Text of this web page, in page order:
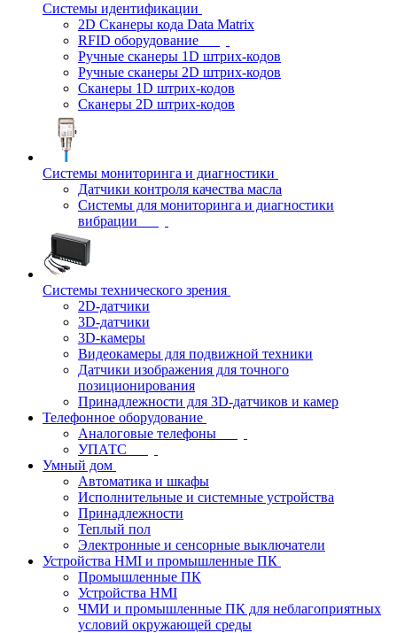
Системы идентификации
2D Сканеры кода Data Matrix
RFID оборудование
Ручные сканеры 1D штрих-кодов
Ручные сканеры 2D штрих-кодов
Сканеры 1D штрих-кодов
Сканеры 2D штрих-кодов
Системы мониторинга и диагностики
Датчики контроля качества масла
Системы для мониторинга и диагностики
вибрации
Системы технического зрения
2D-датчики
3D-датчики
3D-камеры
Видеокамеры для подвижной техники
Датчики изображения для точного
позиционирования
Принадлежности для 3D-датчиков и камер
Телефонное оборудование
Аналоговые телефоны
УПАТС
Умный дом
Автоматика и шкафы
Исполнительные и системные устройства
Принадлежности
Теплый пол
Электронные и сенсорные выключатели
Устройства HMI и промышленные ПК
Промышленные ПК
Устройства HMI
ЧМИ и промышленные ПК для неблагоприятных
условий окружающей среды